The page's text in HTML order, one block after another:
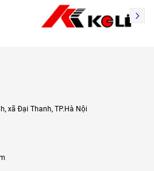
xã Đại Thanh, TP.Hà Nội